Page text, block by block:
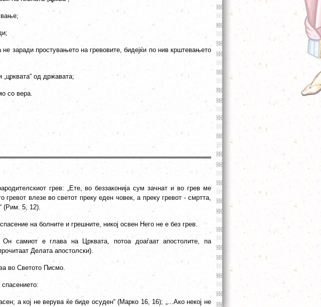
заради простувањето на гревовите, бидејќи по нив крштевањето
од државата;
со вера.
грев: „Ете, во беззаконија сум зачнат и во грев ме
гревот влезе во светот преку еден човек, а преку гревот - смртта,
(Рим. 5, 12).
на болните и грешните, никој освен Него не е без грев.
Он самиот е глава на Црквата, потоа доаѓаат апостолите, па
Делата апостолски).
во Светото Писмо.
а кој не верува ќе биде осуден“ (Марко 16, 16); „...Ако некој не